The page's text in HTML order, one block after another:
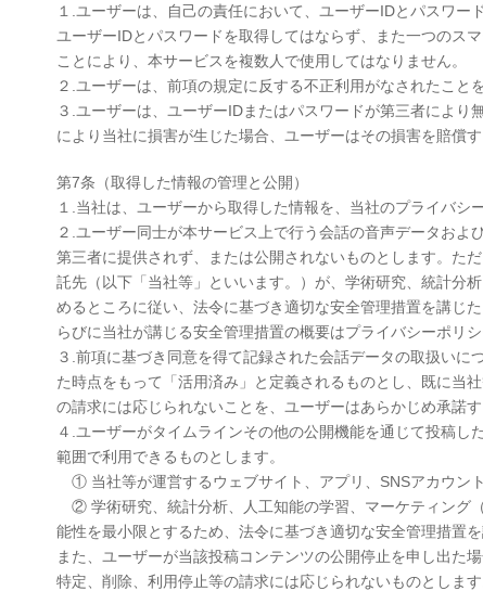
１.ユーザーは、自己の責任において、ユーザーIDとパスワ
ユーザーIDとパスワードを取得してはならず、また一つのス
ことにより、本サービスを複数人で使用してはなりません。
２.ユーザーは、前項の規定に反する不正利用がなされたこと
３.ユーザーは、ユーザーIDまたはパスワードが第三者によ
により当社に損害が生じた場合、ユーザーはその損害を賠償す
第7条（取得した情報の管理と公開）
１.当社は、ユーザーから取得した情報を、当社のプライバシ
２.ユーザー同士が本サービス上で行う会話の音声データお
第三者に提供されず、または公開されないものとします。た
託先（以下「当社等」といいます。）が、学術研究、統計分
めるところに従い、法令に基づき適切な安全管理措置を講じ
らびに当社が講じる安全管理措置の概要はプライバシーポリシ
３.前項に基づき同意を得て記録された会話データの取扱い
た時点をもって「活用済み」と定義されるものとし、既に当
の請求には応じられないことを、ユーザーはあらかじめ承諾す
４.ユーザーがタイムラインその他の公開機能を通じて投稿
範囲で利用できるものとします。
① 当社等が運営するウェブサイト、アプリ、SNSアカウン
② 学術研究、統計分析、人工知能の学習、マーケティング
能性を最小限とするため、法令に基づき適切な安全管理措置
また、ユーザーが当該投稿コンテンツの公開停止を申し出た
特定、削除、利用停止等の請求には応じられないものとします